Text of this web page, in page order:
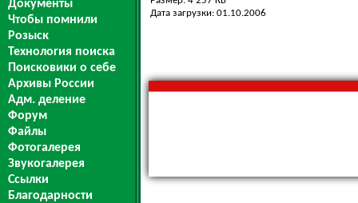
Документы
Чтобы помнили
Розыск
Технология поиска
Поисковики о себе
Архивы России
Адм. деление
Форум
Файлы
Фотогалерея
Звукогалерея
Ссылки
Благодарности
Дата загрузки: 01.10.2006